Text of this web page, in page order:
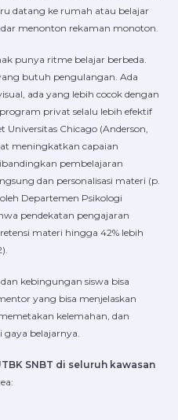
datang ke rumah atau belajar
menonton rekaman monoton.
punya ritme belajar berbeda.
butuh pengulangan. Ada
ada yang lebih cocok dengan
privat selalu lebih efektif
Universitas Chicago (Anderson,
meningkatkan capaian
pembelajaran
dan personalisasi materi (p.
Departemen Psikologi
pendekatan pengajaran
materi hingga 42% lebih
kebingungan siswa bisa
yang bisa menjelaskan
kelemahan, dan
belajarnya.
SNBT di seluruh kawasan